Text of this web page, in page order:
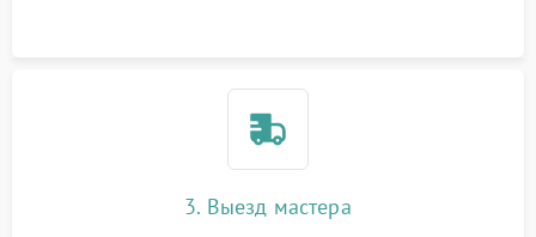
3. Выезд мастера